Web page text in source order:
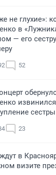
не глухие»:
в
— его
52
23
в
визите